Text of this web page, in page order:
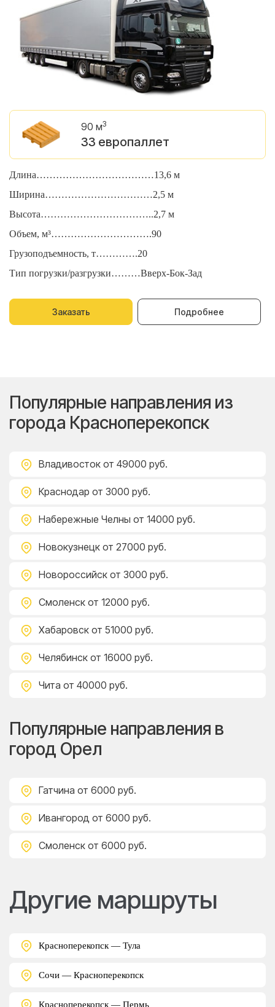
90 м3
33 европаллет
Длина………………………………13,6 м
Ширина……………………………2,5 м
Высота……………………………..2,7 м
Объем, м³………………………….90
Грузоподъемность, т………….20
Тип погрузки/разгрузки………Вверх-Бок-Зад
Заказать Подробнее
Популярные направления из
города Красноперекопск
Владивосток от 49000 руб.
Краснодар от 3000 руб.
Набережные Челны от 14000 руб.
Новокузнецк от 27000 руб.
Новороссийск от 3000 руб.
Смоленск от 12000 руб.
Хабаровск от 51000 руб.
Челябинск от 16000 руб.
Чита от 40000 руб.
Популярные направления в
город Орел
Гатчина от 6000 руб.
Ивангород от 6000 руб.
Смоленск от 6000 руб.
Другие маршруты
Красноперекопск — Тула
Сочи — Красноперекопск
Красноперекопск — Пермь